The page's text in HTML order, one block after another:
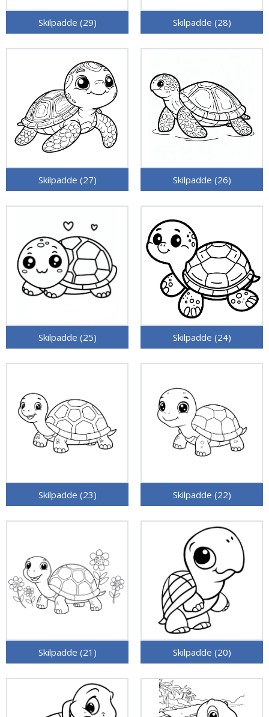
Skilpadde (29) Skilpadde (28)
Skilpadde (27) Skilpadde (26)
Skilpadde (25) Skilpadde (24)
Skilpadde (23) Skilpadde (22)
Skilpadde (21) Skilpadde (20)